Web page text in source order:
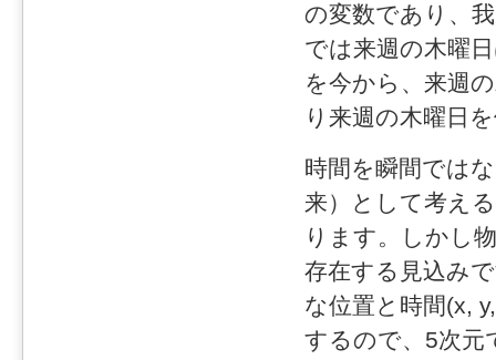
の変数であり、
では来週の木曜
を今から、来週
り来週の木曜日
時間を瞬間では
来）として考え
ります。しかし
存在する見込み
な位置と時間(x,
するので、5次元